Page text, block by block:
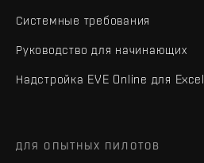
Системные требования
Руководство для начинающих
Надстройка EVE Online для Excel
ДЛЯ ОПЫТНЫХ ПИЛОТОВ